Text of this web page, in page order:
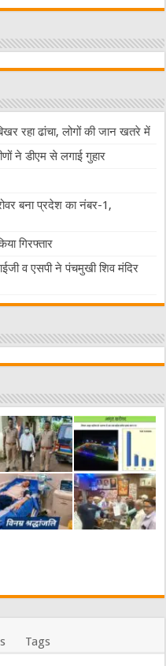
रहा ढांचा, लोगों की जान खतरे में
ने डीएम से लगाई गुहार
बना प्रदेश का नंबर-1,
गिरफ्तार
व एसपी ने पंचमुखी शिव मंदिर
Tags